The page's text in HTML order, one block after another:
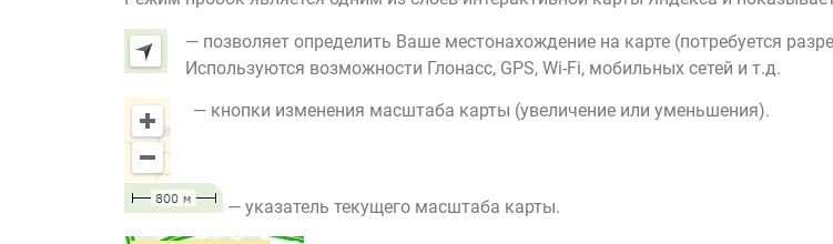
— позволяет определить Ваше местонахождение на карте (потребуется
Используются возможности Глонасс, GPS, Wi-Fi, мобильных сетей и т.д.
— кнопки изменения масштаба карты (увеличение или уменьшения).
— указатель текущего масштаба карты.